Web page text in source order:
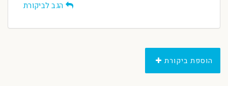
הגב לביקורת
הוספת ביקורת